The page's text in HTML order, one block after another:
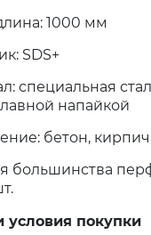
1000 мм
SDS+
специальная
напайкой
бетон,
большинства
условия покупки